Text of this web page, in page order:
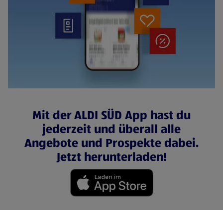
Mit der ALDI SÜD App hast du
jederzeit und überall alle
Angebote und Prospekte dabei.
Jetzt herunterladen!